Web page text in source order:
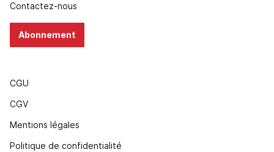
Contactez-nous
Abonnement
CGU
CGV
Mentions légales
Politique de confidentialité